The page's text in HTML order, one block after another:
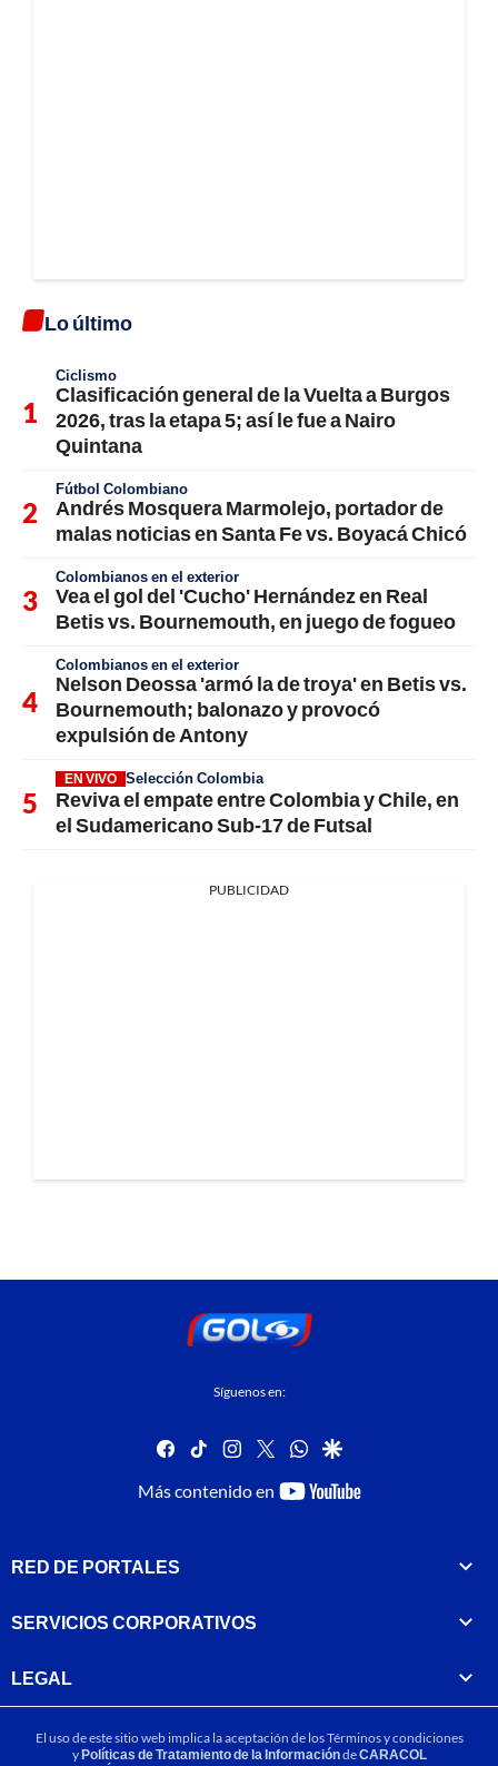
Lo último
Ciclismo
Clasificación general de la Vuelta a Burgos
2026, tras la etapa 5; así le fue a Nairo
Quintana
Fútbol Colombiano
Andrés Mosquera Marmolejo, portador de
malas noticias en Santa Fe vs. Boyacá Chicó
Colombianos en el exterior
Vea el gol del 'Cucho' Hernández en Real
Betis vs. Bournemouth, en juego de fogueo
Colombianos en el exterior
Nelson Deossa 'armó la de troya' en Betis vs.
Bournemouth; balonazo y provocó
expulsión de Antony
EN VIVO Selección Colombia
Reviva el empate entre Colombia y Chile, en
el Sudamericano Sub-17 de Futsal
PUBLICIDAD
Síguenos en:
facebook
tiktok instagram
twitterwhatsapp
google
Más contenido en
youtube-
RED DE PORTALES
SERVICIOS CORPORATIVOS
LEGAL
El uso de este sitio web implica la aceptación de losTérminos y condiciones
yPolíticas de Tratamiento de la InformacióndeCARACOL